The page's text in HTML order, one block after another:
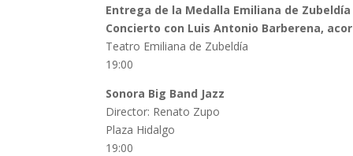
Entrega de la Medalla Emiliana de Zubeldía
Concierto con Luis Antonio Barberena,
Teatro Emiliana de Zubeldía
19:00
Sonora Big Band Jazz
Director: Renato Zupo
Plaza Hidalgo
19:00